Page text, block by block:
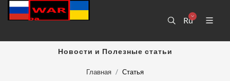
Ru
Новости и Полезные статьи
Главная Статья